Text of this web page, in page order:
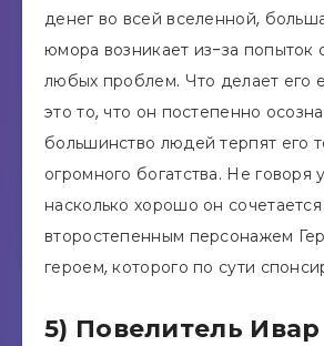
денег во всей вселенной,
юмора возникает из-за попыток
любых проблем. Что делает его
это то, что он постепенно
большинство людей терпят его
огромного богатства. Не говоря
насколько хорошо он
второстепенным персонажем
героем, которого по сути
5) Повелитель Ивар